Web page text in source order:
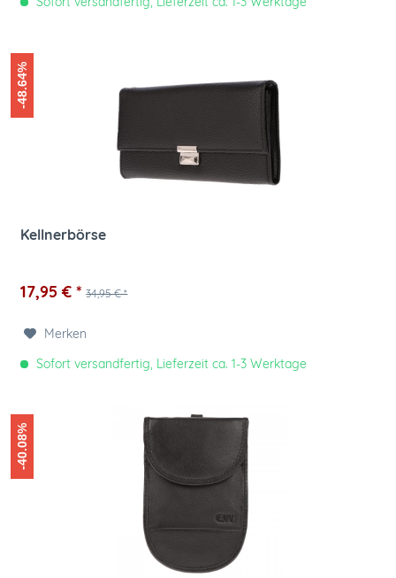
-48.64%
Kellnerbörse
17,95 € * 34,95 € *
Merken
Sofort versandfertig, Lieferzeit ca. 1-3 Werktage
-40.08%